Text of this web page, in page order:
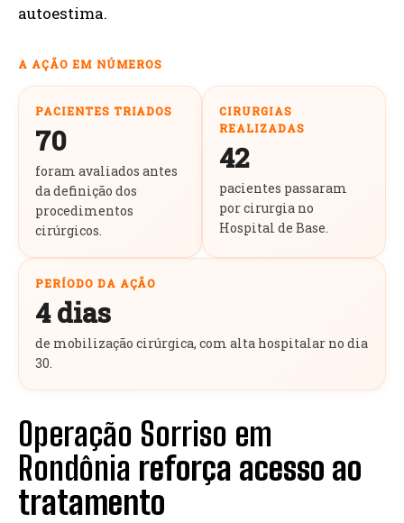
autoestima.
A AÇÃO EM NÚMEROS
PACIENTES TRIADOS
70
foram avaliados antes
da definição dos
procedimentos
cirúrgicos.
CIRURGIAS
REALIZADAS
42
pacientes passaram
por cirurgia no
Hospital de Base.
PERÍODO DA AÇÃO
4 dias
de mobilização cirúrgica, com alta hospitalar no dia
30.
Operação Sorriso em
Rondônia reforça acesso ao
tratamento